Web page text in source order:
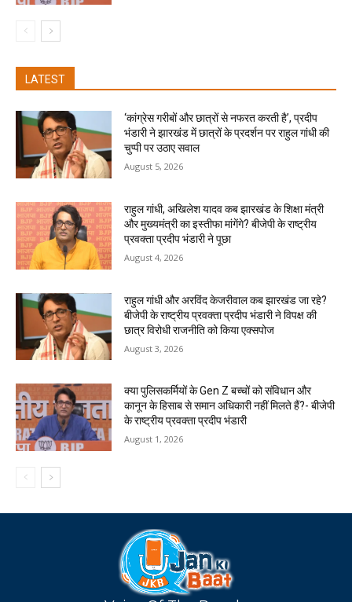
LATEST
‘कांग्रेस गरीबों और छात्रों से नफरत करती है’, प्रदीप
भंडारी ने झारखंड में छात्रों के प्रदर्शन पर राहुल गांधी की
चुप्पी पर उठाए सवाल
August 5, 2026
राहुल गांधी, अखिलेश यादव कब झारखंड के शिक्षा मंत्री
और मुख्यमंत्री का इस्तीफा मांगेंगे? बीजेपी के राष्ट्रीय
प्रवक्ता प्रदीप भंडारी ने पूछा
August 4, 2026
राहुल गांधी और अरविंद केजरीवाल कब झारखंड जा रहे?
बीजेपी के राष्ट्रीय प्रवक्ता प्रदीप भंडारी ने विपक्ष की
छात्र विरोधी राजनीति को किया एक्सपोज
August 3, 2026
क्या पुलिसकर्मियों के Gen Z बच्चों को संविधान और
कानून के हिसाब से समान अधिकारी नहीं मिलते हैं?- बीजेपी
के राष्ट्रीय प्रवक्ता प्रदीप भंडारी
August 1, 2026